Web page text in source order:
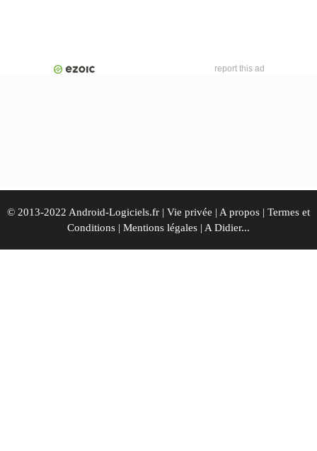
report this ad
© 2013-2022 Android-Logiciels.fr | Vie privée | A propos | Termes et
Conditions | Mentions légales | A Didier...